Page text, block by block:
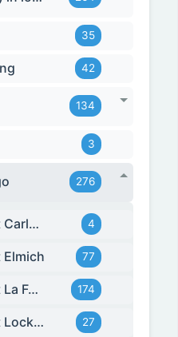
35
42
134
3
276
Bình giữ nhiệt Carlmann 4
77
Bình giữ nhiệt La Fonte 174
Bình giữ nhiệt Lock&Lock 27